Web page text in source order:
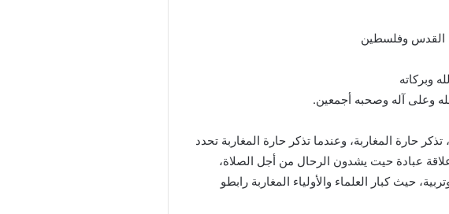
القدس وفلسطين
وبركاته
وعلى آله وصحبه أجمعين.
حارة المغاربة، وعندما تذكر حارة المغاربة تحدد
علاقة عبادة حيت يشدون الرحال من أجل الصلاة،
حيث كبار العلماء والأولياء المغاربة رابطو